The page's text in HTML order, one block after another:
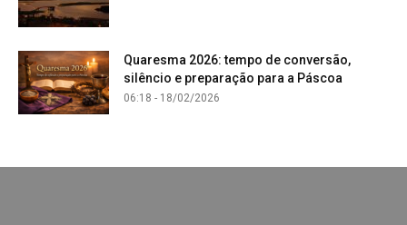
Quaresma 2026: tempo de conversão,
silêncio e preparação para a Páscoa
06:18 - 18/02/2026